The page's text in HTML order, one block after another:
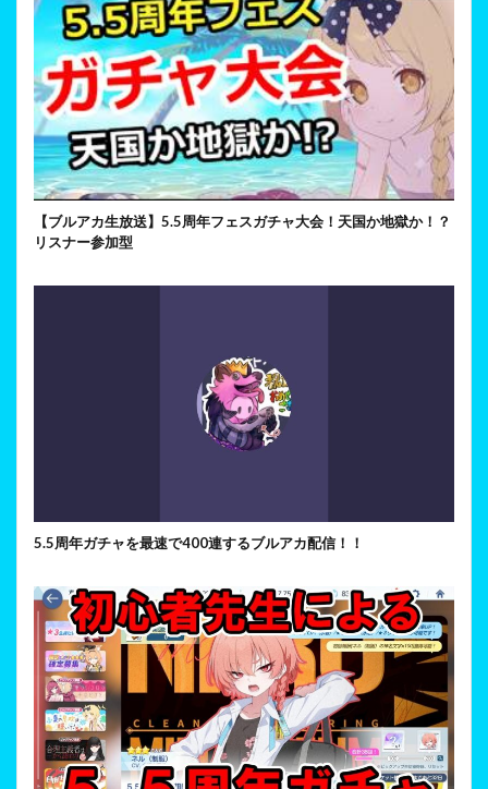
【ブルアカ生放送】5.5周年フェスガチャ大会！天国か地獄か！？
リスナー参加型
5.5周年ガチャを最速で400連するブルアカ配信！！